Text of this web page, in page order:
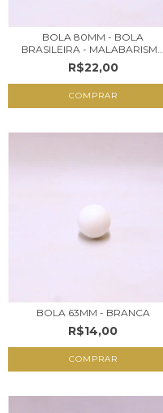
BOLA 80MM - BOLA
BRASILEIRA - MALABARISM...
R$22,00
BOLA 63MM - BRANCA
R$14,00